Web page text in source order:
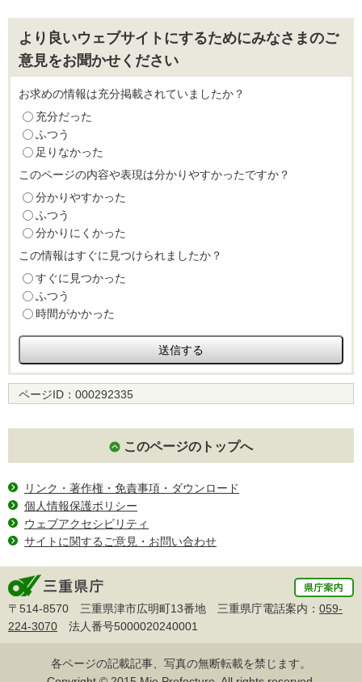
より良いウェブサイトにするためにみなさまのご
意見をお聞かせください
お求めの情報は充分掲載されていましたか？
充分だった
ふつう
足りなかった
このページの内容や表現は分かりやすかったですか？
分かりやすかった
ふつう
分かりにくかった
この情報はすぐに見つけられましたか？
すぐに見つかった
ふつう
時間がかかった
ページID： 000292335
このページのトップへ
リンク・著作権・免責事項・ダウンロード
個人情報保護ポリシー
ウェブアクセシビリティ
サイトに関するご意見・お問い合わせ
〒514-8570 三重県津市広明町13番地 三重県庁電話案内： 059-
224-3070 法人番号5000020240001
各ページの記載記事、写真の無断転載を禁じます。